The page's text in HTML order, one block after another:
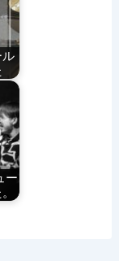
ル
ー